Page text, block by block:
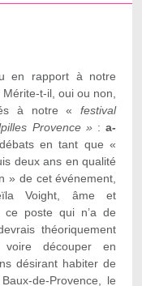
en rapport à notre
t-il, oui ou non,
à notre «festival
Provence » :a-
en tant que «
deux ans en qualité
» de cet événement,
Voight, âme et
ce poste qui n’a de
théoriquement
voire découper en
désirant habiter de
de-Provence, le